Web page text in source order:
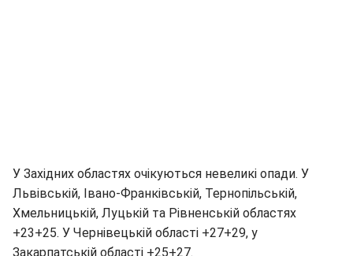
У Західних областях очікуються невеликі опади. У
Львівській, Івано-Франківській, Тернопільській,
Хмельницькій, Луцькій та Рівненській областях
+23+25. У Чернівецькій області +27+29, у
Закарпатській області +25+27.